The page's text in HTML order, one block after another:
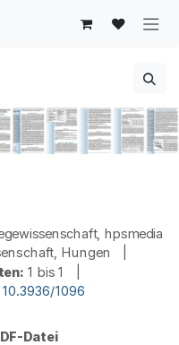
hpsmedia
Hungen |
1 bis 1 |
10.3936/1096
Datei